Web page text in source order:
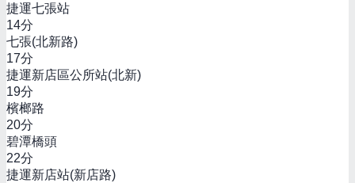
捷運七張站
14分
七張(北新路)
17分
捷運新店區公所站(北新)
19分
檳榔路
20分
碧潭橋頭
22分
捷運新店站(新店路)